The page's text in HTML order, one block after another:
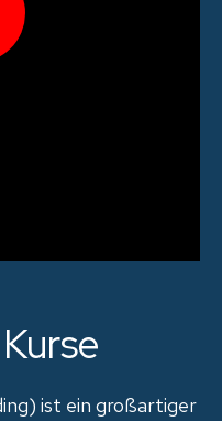
ist ein großartiger